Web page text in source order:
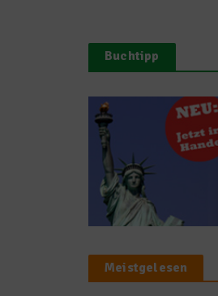
Buchtipp
Meistgelesen